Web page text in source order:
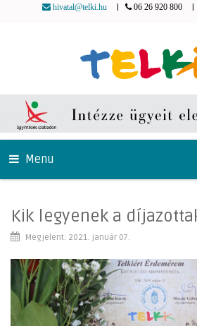
hivatal@telki.hu 06 26 920 800
Menu
Kik legyenek a
Megjelent: 2021. január 07.